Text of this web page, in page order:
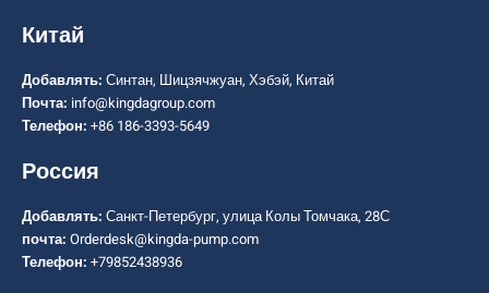
Китай
Добавлять: Синтан, Шицзячжуан, Хэбэй, Китай
Почта: info@kingdagroup.com
Телефон: +86 186-3393-5649
Россия
Добавлять: Санкт-Петербург, улица Колы Томчака, 28С
почта: Orderdesk@kingda-pump.com
Телефон: +79852438936